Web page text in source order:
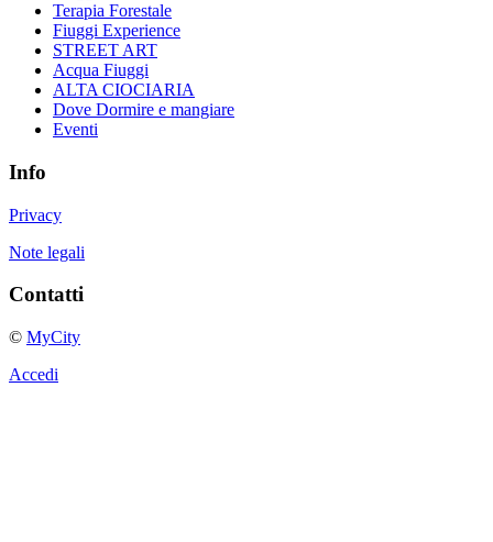
Terapia Forestale
Fiuggi Experience
STREET ART
Acqua Fiuggi
ALTA CIOCIARIA
Dove Dormire e mangiare
Eventi
Info
Privacy
Note legali
Contatti
© MyCity
Accedi